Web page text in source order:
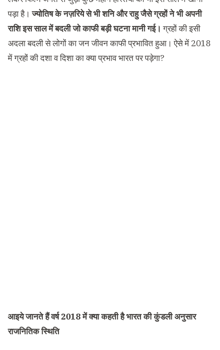
पड़ा है।ज्योतिष के नज़रिये से भी शनि और राहु जैसे ग्रहों ने भी अपनी
राशि इस साल में बदली जो काफी बड़ी घटना मानी गई। ग्रहों की इसी
अदला बदली से लोगों का जन जीवन काफी प्रभावित हुआ। ऐसे में 2018
में ग्रहों की दशा व दिशा का क्या प्रभाव भारत पर पड़ेगा?
आइये जानते हैं वर्ष 2018 में क्या कहती है भारत की कुंडली अनुसार
राजनितिक स्थिति